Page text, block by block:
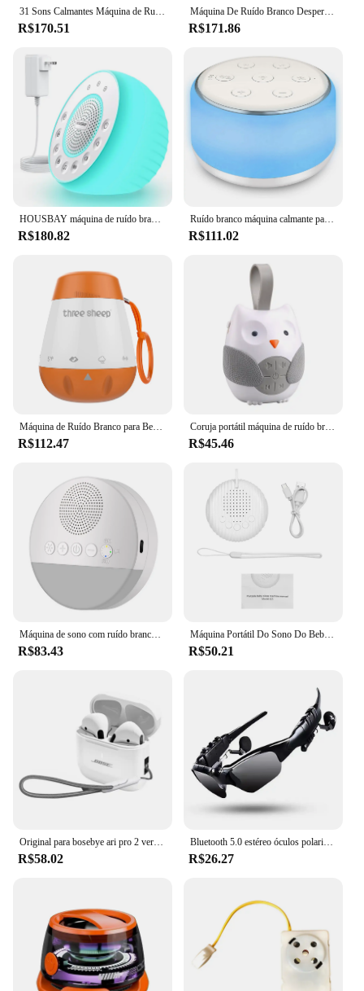
31 Sons Calmantes Máquina de Ruído Branco Adulto Criança 5W Jogador de Ruído Estéreo Dispositivo de Auxílio do Sono de Viagem Temporizador do sono,Jogador de som de sono,Instrumento do sono das crianças
R$170.51
Máquina De Ruído Branco Despertador Bluetooth 7 Cor Luz Noturna 24 Sons Calmantes Máquina De Som Do Sono Bebê Adulto Dispositivo De Auxílio Do Sono,Decoração do quarto
R$171.86
HOUSBAY máquina de ruído branco, dispositivo de ajuda do sono com temporizador lâmpada de cabeceira, sono sons calmantes, luz noturna, 31 sons, 8 cores
R$180.82
Ruído branco máquina calmante para o bebê, máquina de som desktop, luzes noturnas, 34 sons calmantes e temporizador, 7 cores
R$111.02
R$112.47
Coruja portátil máquina de ruído branco bebê calmante dispositivo de auxílio ao sono compacto música do bebê dispositivo de sono leitor de música
R$45.46
R$83.43
Máquina Portátil Do Sono Do Bebê, Máquina De Som De Ruído Branco, 10 Sons Calmantes, 15, 30, 60min, Volume Do Temporizador, Embutido, Bateria Recarregável
R$50.21
R$58.02
Bluetooth 5.0 estéreo óculos polarizados, esportes ao ar livre ciclismo óculos de áudio, surround som auscultadores, música e chamada
R$26.27